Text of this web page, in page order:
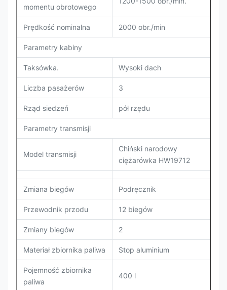
momentu obrotowego
Prędkość nominalna 2000 obr./min
Parametry kabiny
Taksówka. Wysoki dach
Liczba pasażerów 3
Rząd siedzeń pół rzędu
Parametry transmisji
Model transmisji
Chiński narodowy
ciężarówka HW19712
Zmiana biegów Podręcznik
Przewodnik przodu 12 biegów
Zmiany biegów 2
Materiał zbiornika paliwa Stop aluminium
Pojemność zbiornika
paliwa
400 l